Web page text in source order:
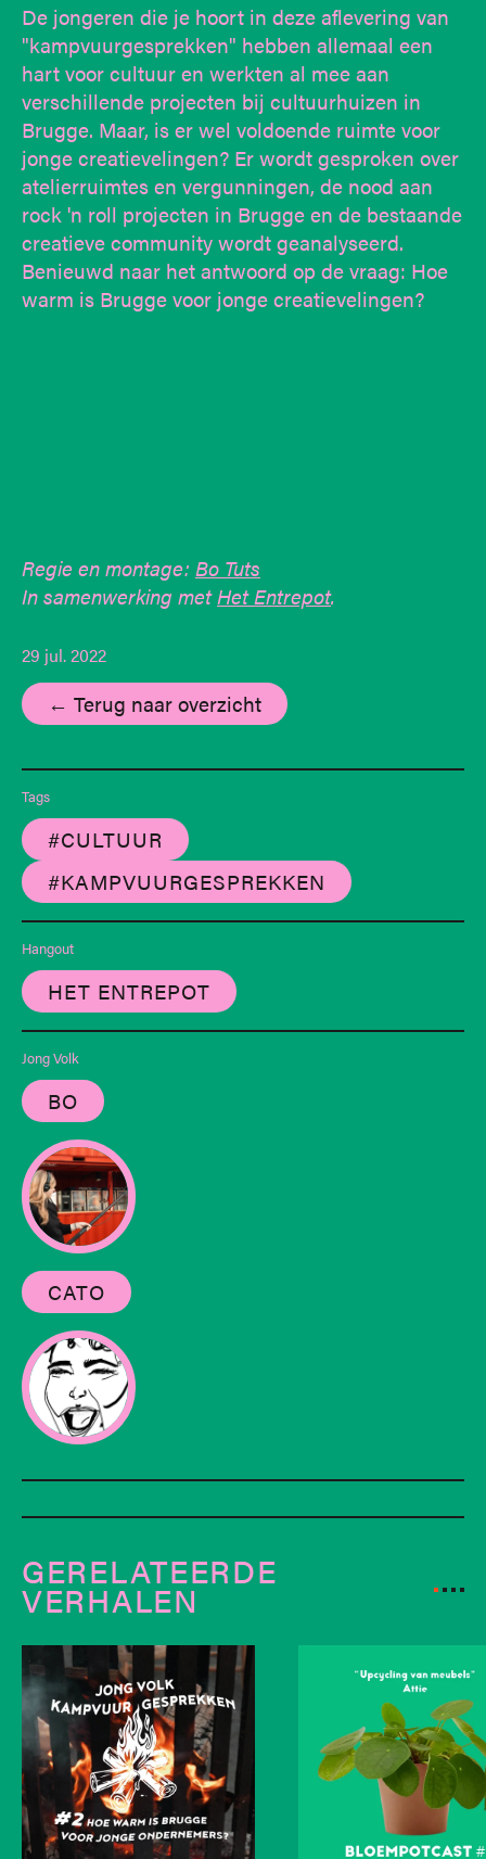
De jongeren die je hoort in deze aflevering van
"kampvuurgesprekken" hebben allemaal een
hart voor cultuur en werkten al mee aan
verschillende projecten bij cultuurhuizen in
Brugge. Maar, is er wel voldoende ruimte voor
jonge creatievelingen? Er wordt gesproken over
atelierruimtes en vergunningen, de nood aan
rock 'n roll projecten in Brugge en de bestaande
creatieve community wordt geanalyseerd.
Benieuwd naar het antwoord op de vraag: Hoe
warm is Brugge voor jonge creatievelingen?
Regie en montage: Bo Tuts
In samenwerking metHet Entrepot.
29 jul. 2022
← Terug naar overzicht
Tags
#CULTUUR
#KAMPVUURGESPREKKEN
Hangout
HET ENTREPOT
Jong Volk
BO
CATO
GERELATEERDE
VERHALEN